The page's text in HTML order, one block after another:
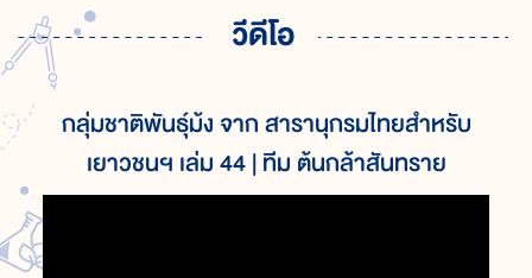
วีดีโอ
กลุ่มชาติพันธุ์ม้ง จาก สารานุกรมไทยสำหรับ
เยาวชนฯ เล่ม 44 | ทีม ต้นกล้าสันทราย